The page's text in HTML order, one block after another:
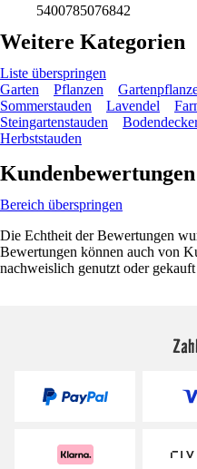
5400785076842
Weitere Kategorien
Liste überspringen
Garten
Pflanzen
Sommerstauden
Lavendel
Steingartenstauden
Herbststauden
Kundenbewertungen
Bereich überspringen
Die Echtheit der Bewertungen
Bewertungen können auch von
nachweislich genutzt oder gekauft